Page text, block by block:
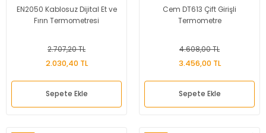
EN2050 Kablosuz Dijital Et ve
Fırın Termometresi
2.707,20 TL
2.030,40 TL
Sepete Ekle
Cem DT613 Çift Girişli
Termometre
4.608,00 TL
3.456,00 TL
Sepete Ekle